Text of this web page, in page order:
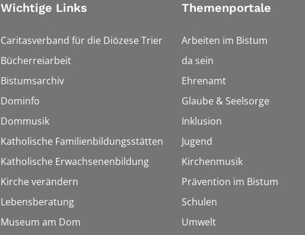
Wichtige Links
Caritasverband für die Diözese Trier
Bücherreiarbeit
Bistumsarchiv
Dominfo
Dommusik
Katholische Familienbildungsstätten
Katholische Erwachsenenbildung
Kirche verändern
Lebensberatung
Museum am Dom
Themenportale
Arbeiten im Bistum
da sein
Ehrenamt
Glaube & Seelsorge
Inklusion
Jugend
Kirchenmusik
Prävention im Bistum
Schulen
Umwelt